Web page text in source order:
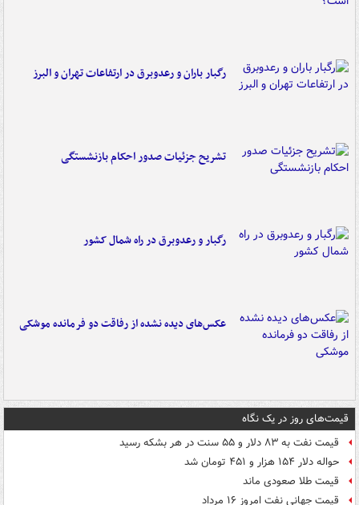
رگبار باران و رعدوبرق در ارتفاعات تهران و البرز
تشریح جزئیات صدور احکام بازنشستگی
رگبار و رعدوبرق در راه شمال کشور
عکس‌های دیده نشده از رفاقت دو فرمانده‌ موشکی
قیمت‌های روز در یک نگاه
قیمت نفت به ۸۳ دلار و ۵۵ سنت در هر بشکه رسید
حواله دلار ۱۵۴ هزار و ۴۵۱ تومان شد
قیمت طلا صعودی ماند
قیمت جهانی نفت امروز ۱۶ مرداد